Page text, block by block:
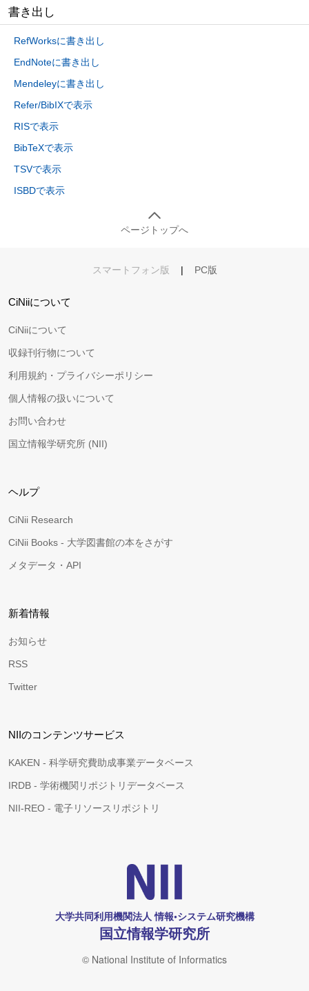
書き出し
RefWorksに書き出し
EndNoteに書き出し
Mendeleyに書き出し
Refer/BibIXで表示
RISで表示
BibTeXで表示
TSVで表示
ISBDで表示
ページトップへ
スマートフォン版 | PC版
CiNiiについて
CiNiiについて
収録刊行物について
利用規約・プライバシーポリシー
個人情報の扱いについて
お問い合わせ
国立情報学研究所 (NII)
ヘルプ
CiNii Research
CiNii Books - 大学図書館の本をさがす
メタデータ・API
新着情報
お知らせ
RSS
Twitter
NIIのコンテンツサービス
KAKEN - 科学研究費助成事業データベース
IRDB - 学術機関リポジトリデータベース
NII-REO - 電子リソースリポジトリ
大学共同利用機関法人 情報•システム研究機構
国立情報学研究所
© National Institute of Informatics